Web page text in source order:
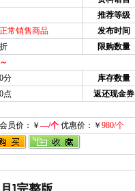
推荐等级
正常销售商品 发布时间
折 限购数量
～
0分 库存数量
0点 返还现金券
员价：￥ —/个 优惠价：￥ 980/个